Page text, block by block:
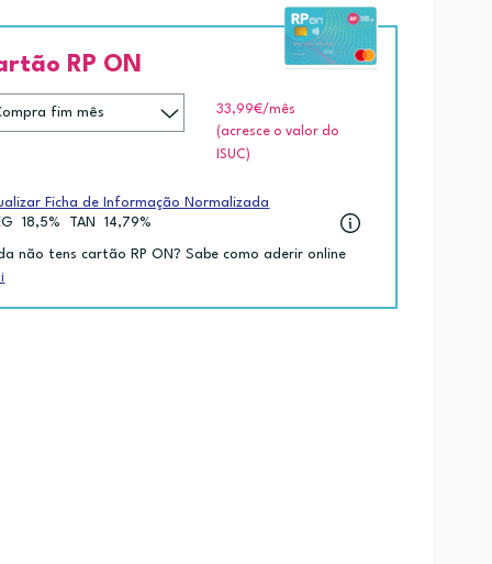
RP ON
33,99€/mês
(acresce o valor do
ISUC)
Ficha de Informação Normalizada
18,5% TAN 14,79%
não tens cartão RP ON? Sabe como aderir online